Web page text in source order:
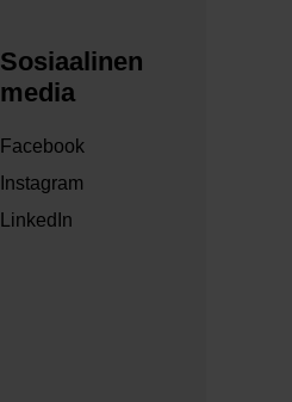
Sosiaalinen
media
Facebook
Instagram
LinkedIn